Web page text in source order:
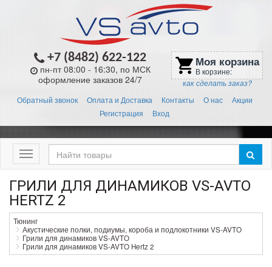
+7 (8482) 622-122
пн-пт 08:00 - 16:30, по МСК
оформление заказов 24/7
shopping_cart Моя корзина
В корзине:
как сделать заказ?
Обратный звонок Оплата и Доставка Контакты О нас
Акции
Регистрация
Вход
Меню
ГРИЛИ ДЛЯ ДИНАМИКОВ VS-AVTO
HERTZ 2
Тюнинг
Акустические полки, подиумы, короба и подлокотники VS-AVTO
Грили для динамиков VS-AVTO
Грили для динамиков VS-AVTO Hertz 2